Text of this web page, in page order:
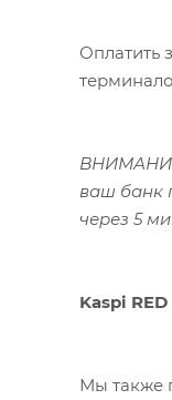
Оплатить
ваш банк
через 5
Kaspi
Мы также